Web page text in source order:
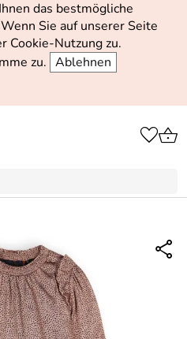
das bestmögliche
Sie auf unserer Seite
Cookie-Nutzung zu.
zu. Ablehnen